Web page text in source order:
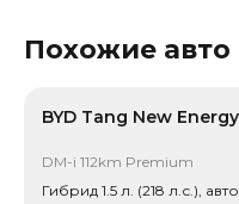
отчет об авто и смету
Похожие авто
DM-i 112km Premium
Гибрид 1.5 л. (218 л.с.),